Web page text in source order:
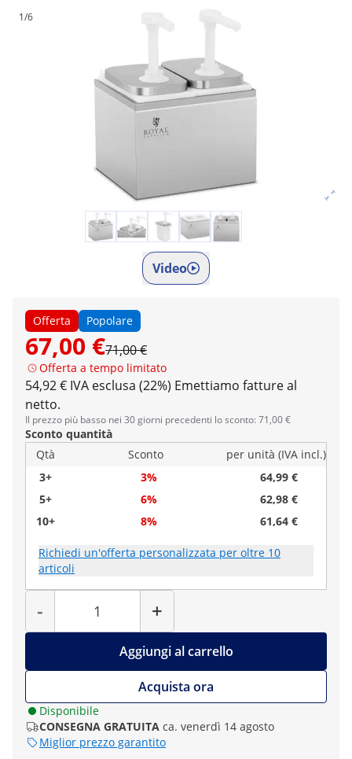
1/6
Video
Offerta Popolare
67,00 €71,00 €
Offerta a tempo limitato
54,92 € IVA esclusa (22%) Emettiamo fatture al
netto.
Il prezzo più basso nei 30 giorni precedenti lo sconto: 71,00 €
Sconto quantità
Qtà
Sconto
per unità (IVA incl.)
3+
3%
64,99 €
5+
6%
62,98 €
10+
8% 61,64 €
Richiedi un'offerta personalizzata per oltre 10
articoli
-
Quantità
+
Aggiungi al carrello
Acquista ora
Disponibile
CONSEGNA GRATUITA ca. venerdì 14 agosto
Miglior prezzo garantito